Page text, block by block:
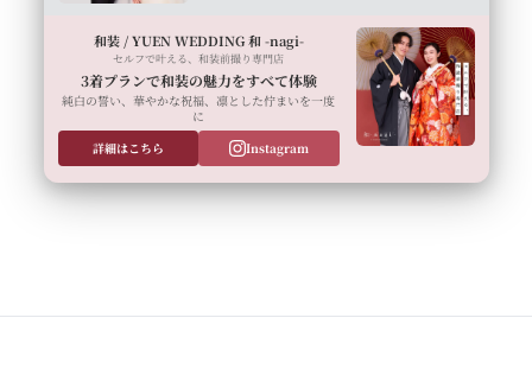
和装 / YUEN WEDDING 和 -nagi-
セルフで叶える、和装前撮り専門店
3着プランで和装の魅力をすべて体験
純白の誓い、華やかな祝福、凛とした佇まいを一度
に
詳細はこちら
Instagram